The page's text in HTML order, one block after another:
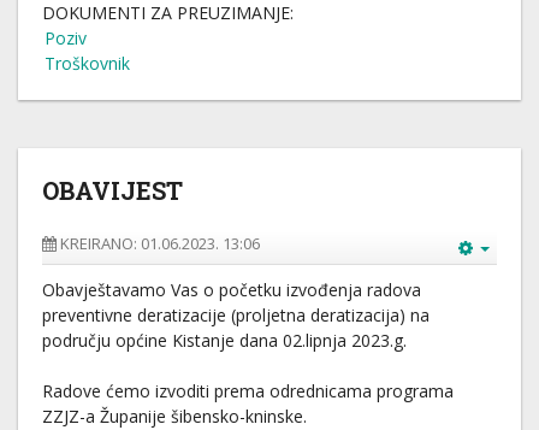
DOKUMENTI ZA PREUZIMANJE:
Poziv
Troškovnik
OBAVIJEST
KREIRANO: 01.06.2023. 13:06
Obavještavamo Vas o početku izvođenja radova
preventivne deratizacije (proljetna deratizacija) na
području općine Kistanje dana 02.lipnja 2023.g.
Radove ćemo izvoditi prema odrednicama programa
ZZJZ-a Županije šibensko-kninske.